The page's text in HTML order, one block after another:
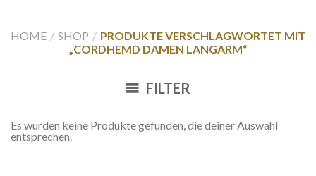
HOME / SHOP / PRODUKTE VERSCHLAGWORTET MIT
„CORDHEMD DAMEN LANGARM“
FILTER
Es wurden keine Produkte gefunden, die deiner Auswahl
entsprechen.